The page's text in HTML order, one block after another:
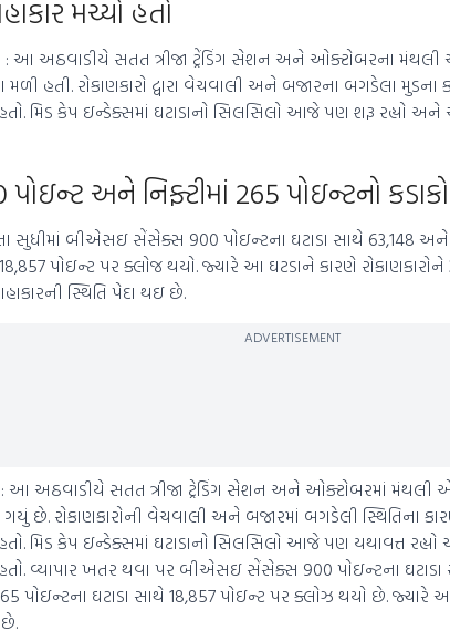
મચ્યો હતો
: આ અઠવાડીયે સતત ત્રીજા ટ્રેંડિંગ સેશન અને ઓક્ટોબરના મંથલી
મળી હતી. રોકાણકારો દ્વારા વેચવાલી અને બજારના બગડેલા
હતો. મિડ કેપ ઇન્ડેક્સમાં ઘટાડાનો સિલસિલો આજે પણ શરૂ રહ્યો
અને નિફ્ટીમાં 265 પોઇન્ટનો કડાકો
સુધીમાં બીએસઇ સેંસેક્સ 900 પોઇન્ટના ઘટાડા સાથે 63,148
પોઇન્ટ પર ક્લોજ થયો. જ્યારે આ ઘટડાને કારણે
સ્થિતિ પેદા થઇ છે.
ADVERTISEMENT
આ અઠવાડીયે સતત ત્રીજા ટ્રેડિંગ સેશન અને ઓક્ટોબરમાં મંથલી
છે. રોકાણકારોની વેચવાલી અને બજારમાં બગડેલી સ્થિતિના
હતો. મિડ કેપ ઇન્ડેક્સમાં ઘટાડાનો સિલસિલો આજે પણ યથાવત્ત
હતો. વ્યાપાર ખતર થવા પર બીએસઇ સેંસેક્સ 900 પોઇન્ટના
ઘટાડા સાથે 18,857 પોઇન્ટ પર ક્લોઝ થયો છે. જ્યારે આ